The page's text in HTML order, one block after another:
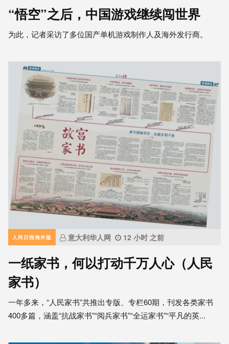
“悟空”之后，中国游戏继续闯世界
为此，记者采访了多位国产单机游戏制作人及海外发行商。
人民日报海外版 意大利华人网 12 小时 之前
一纸家书，何以打动千万人心（人民
家书）
一年多来，“人民家书”共推出专版、专栏60期，刊发各类家书
400多篇，涵盖“抗战家书”“阅兵家书”“全运家书”“平凡的英...